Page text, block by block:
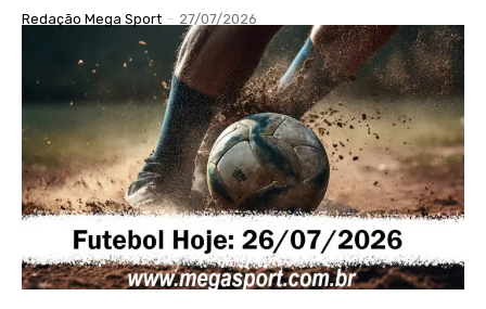
Redação Mega Sport - 27/07/2026